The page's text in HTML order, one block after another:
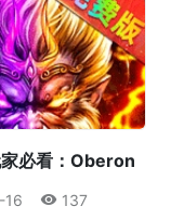
必看：Oberon
全攻略
16 137